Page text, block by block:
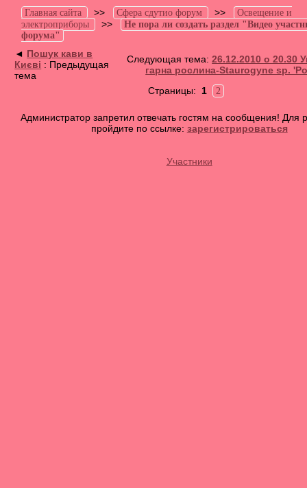
Главная сайта >> Сфера сдутио форум >>
Освещение и
электроприборы
>>
Не пора ли создать раздел "Видео
форума"
◄ Пошук кави в
Києві : Предыдущая
тема
Следующая тема:26.12.2010 о 20.30
гарна рослина-Staurogyne sp.
Страницы: 1 2
Администратор запретил отвечать гостям на сообщения! Для
пройдите по ссылке: зарегистрироваться
Участники